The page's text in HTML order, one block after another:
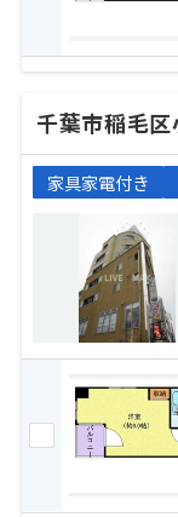
家具家電付き